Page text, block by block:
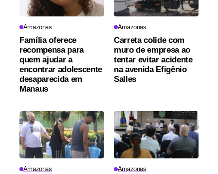
Amazonas
Família oferece
recompensa para
quem ajudar a
encontrar adolescente
desaparecida em
Manaus
Amazonas
Carreta colide com
muro de empresa ao
tentar evitar acidente
na avenida Efigênio
Salles
Amazonas Amazonas